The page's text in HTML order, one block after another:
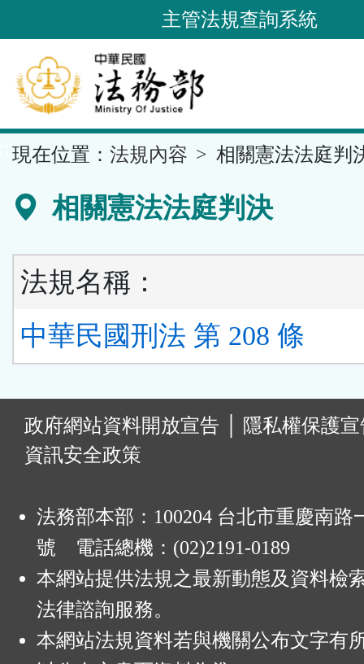
到
要
內
容
區
主管法規查詢系統
現在位置： 法規內容 相關憲法法庭判
相關憲法法庭判決
法規名稱：
中華民國刑法 第 208 條
政府網站資料開放宣告
隱私權保護
資訊安全政策
法務部本部：100204 台北市重慶南路
號 電話總機：(02)2191-0189
本網站提供法規之最新動態及資料檢
法律諮詢服務。
本網站法規資料若與機關公布文字有